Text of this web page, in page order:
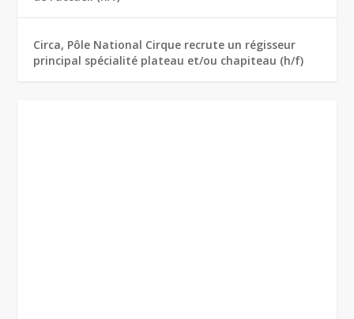
Circa, Pôle National Cirque recrute un régisseur
principal spécialité plateau et/ou chapiteau (h/f)